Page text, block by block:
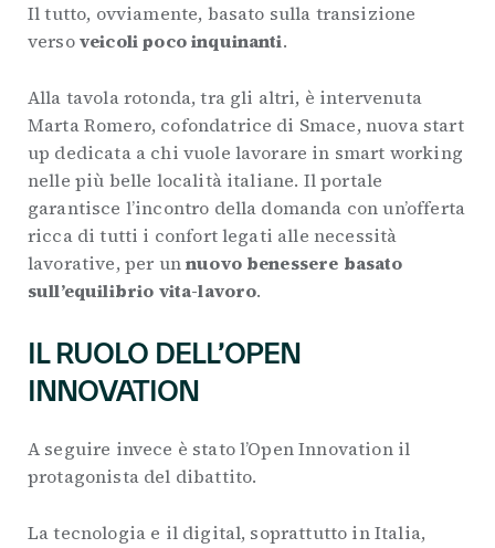
Il tutto, ovviamente, basato sulla transizione
versoveicoli poco inquinanti.
Alla tavola rotonda, tra gli altri, è intervenuta
Marta Romero, cofondatrice di Smace, nuova start
up dedicata a chi vuole lavorare in smart working
nelle più belle località italiane. Il portale
garantisce l’incontro della domanda con un’offerta
ricca di tutti i confort legati alle necessità
lavorative, per unnuovo benessere basato
sull’equilibrio vita-lavoro.
IL RUOLO DELL’OPEN
INNOVATION
A seguire invece è stato l’Open Innovation il
protagonista del dibattito.
La tecnologia e il digital, soprattutto in Italia,